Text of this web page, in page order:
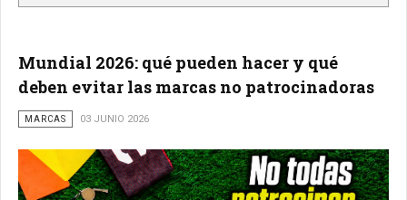
Mundial 2026: qué pueden hacer y qué
deben evitar las marcas no patrocinadoras
MARCAS 03 JUNIO 2026